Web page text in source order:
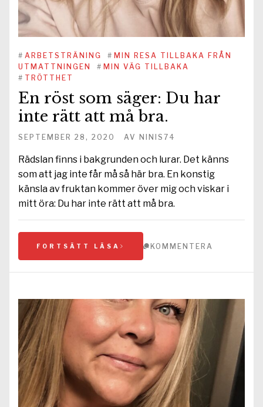
# ARBETSTRÄNING # MIN RESA TILLBAKA FRÅN
UTMATTNINGEN
# MIN VÄG TILLBAKA
# TRÖTTHET
En röst som säger: Du har
inte rätt att må bra.
SEPTEMBER 28, 2020 AV NINIS74
Rädslan finns i bakgrunden och lurar. Det känns
som att jag inte får må så här bra. En konstig
känsla av fruktan kommer över mig och viskar i
mitt öra: Du har inte rätt att må bra.
FORTSÄTT LÄSA KOMMENTERA